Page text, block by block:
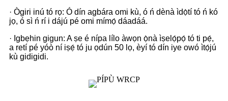
· Ògiri inú tó rọ: Ó dín agbára omi kù, ó ń dènà ìdọ̀tí tó ń kó
jọ, ó sì ń rí i dájú pé omi mímọ́ dáadáá.
· Igbẹhin gigun: A ṣe é nípa lílo àwọn ọ̀nà ìṣelọ́pọ́ tó ti pẹ́,
a retí pé yóò ní iṣẹ́ tó ju ọdún 50 lọ, èyí tó dín iye owó ìtọ́jú
kù gidigidi.